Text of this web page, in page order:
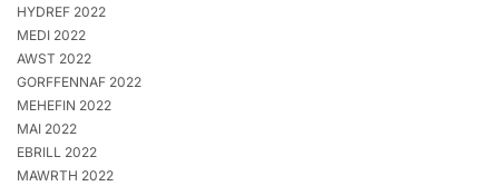
HYDREF 2022
MEDI 2022
AWST 2022
GORFFENNAF 2022
MEHEFIN 2022
MAI 2022
EBRILL 2022
MAWRTH 2022